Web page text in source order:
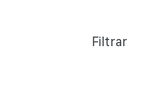
Filtrar